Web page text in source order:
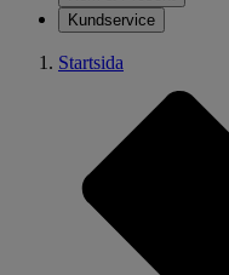
Kundservice
Startsida